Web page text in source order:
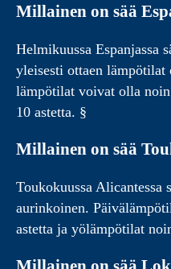
Millainen on sää
Helmikuussa Espanjassa
yleisesti ottaen
lämpötilat voivat olla
10 astetta. §
Millainen on sää
Toukokuussa Alicantessa
aurinkoinen.
astetta ja yölämpötilat